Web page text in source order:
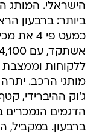
הישראלי. המותג
ביותר: ברבעון
כמעט
מותגי הרכב.
ברבעון. במקביל,